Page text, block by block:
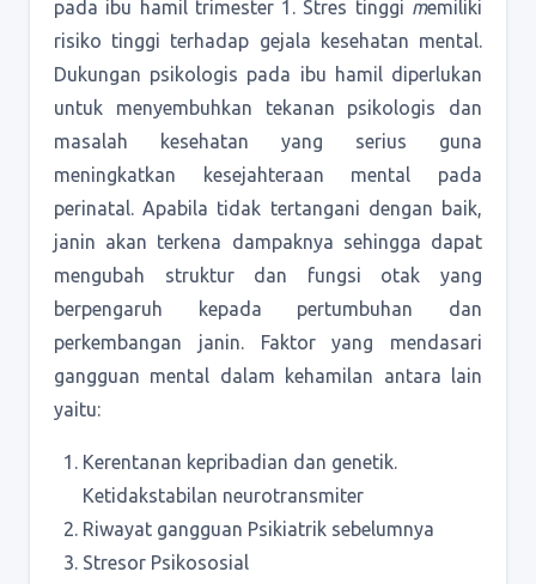
pada ibu hamil trimester 1. Stres tinggi memiliki
risiko tinggi terhadap gejala kesehatan mental.
Dukungan psikologis pada ibu hamil diperlukan
untuk menyembuhkan tekanan psikologis dan
masalah kesehatan yang serius guna
meningkatkan kesejahteraan mental pada
perinatal. Apabila tidak tertangani dengan baik,
janin akan terkena dampaknya sehingga dapat
mengubah struktur dan fungsi otak yang
berpengaruh kepada pertumbuhan dan
perkembangan janin. Faktor yang mendasari
gangguan mental dalam kehamilan antara lain
yaitu:
Kerentanan kepribadian dan genetik.
Ketidakstabilan neurotransmiter
Riwayat gangguan Psikiatrik sebelumnya
Stresor Psikososial